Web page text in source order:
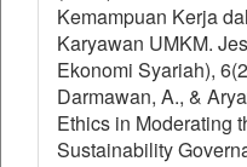
Kemampuan Kerja
Karyawan UMKM.
Ekonomi Syariah),
Darmawan, A., &
Ethics in Moderating
Sustainability